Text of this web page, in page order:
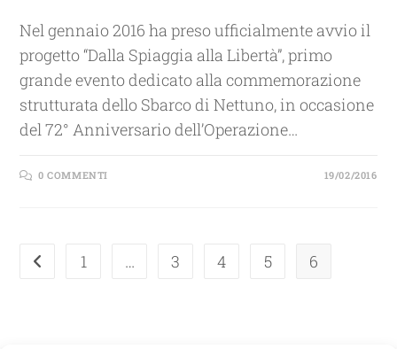
Nel gennaio 2016 ha preso ufficialmente avvio il
progetto “Dalla Spiaggia alla Libertà”, primo
grande evento dedicato alla commemorazione
strutturata dello Sbarco di Nettuno, in occasione
del 72° Anniversario dell’Operazione…
0 COMMENTI 19/02/2016
1 … 3 4 5 6